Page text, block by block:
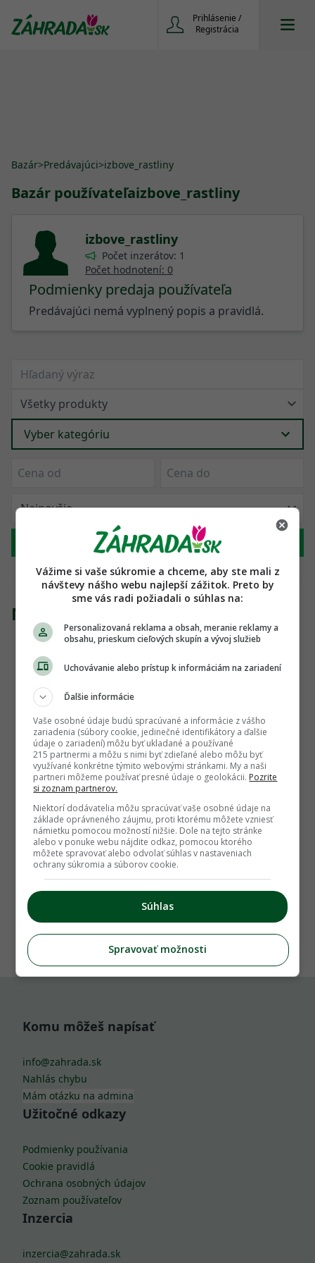
Prihlásenie /
Registrácia
Bazár>Predávajúci>izbove_rastliny
Bazár používateľaizbove_rastliny
izbove_rastliny
Počet inzerátov: 1
Počet hodnotení: 0
Podmienky predaja používateľa
Predávajúci nemá vyplnený popis a pravidlá.
Vyber kategóriu
Hľadať
Našli sme 1 produkt
748
05.12.2023 POUŽITÝ TOVAR
Predám resp. vymením za iné izbové rastlinky
(aj odrezky)
2.00 €
izbove_rastliny
1
Komu môžeš napísať
info@zahrada.sk
Nahlás chybu
Mám otázku na admina
Užitočné odkazy
Podmienky používania
Cookie pravidlá
Ochrana osobných údajov
Zoznam používateľov
Inzercia
inzercia@zahrada.sk
Vážime si vaše súkromie a chceme, aby ste mali z
návštevy nášho webu najlepší zážitok. Preto by
sme vás radi požiadali o súhlas na:
Personalizovaná reklama a obsah, meranie reklamy a
obsahu, prieskum cieľových skupín a vývoj služieb
Uchovávanie alebo prístup k informáciám na zariadení
Ďalšie informácie
Vaše osobné údaje budú spracúvané a informácie z vášho
zariadenia (súbory cookie, jedinečné identifikátory a ďalšie
údaje o zariadení) môžu byť ukladané a používané
215 partnermi a môžu s nimi byť zdieľané alebo môžu byť
využívané konkrétne týmito webovými stránkami. My a naši
partneri môžeme používať presné údaje o geolokácii. Pozrite
si zoznam partnerov.
Niektorí dodávatelia môžu spracúvať vaše osobné údaje na
základe oprávneného záujmu, proti ktorému môžete vzniesť
námietku pomocou možností nižšie. Dole na tejto stránke
alebo v ponuke webu nájdite odkaz, pomocou ktorého
môžete spravovať alebo odvolať súhlas v nastaveniach
ochrany súkromia a súborov cookie.
Súhlas
Spravovať možnosti